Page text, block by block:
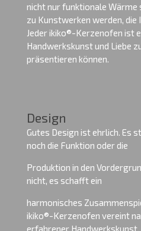
nicht nur funktionale Wärme
zu Kunstwerken werden, die
Jeder ikiko®-Kerzenofen ist
Handwerkskunst und Liebe
präsentieren können.
Design
Gutes Design ist ehrlich. Es
noch die Funktion oder die
Produktion in den
nicht, es schafft ein
harmonisches
ikiko®-Kerzenofen vereint
erfahrener Handwerkskunst.